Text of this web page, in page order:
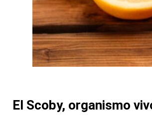
El Scoby, organismo